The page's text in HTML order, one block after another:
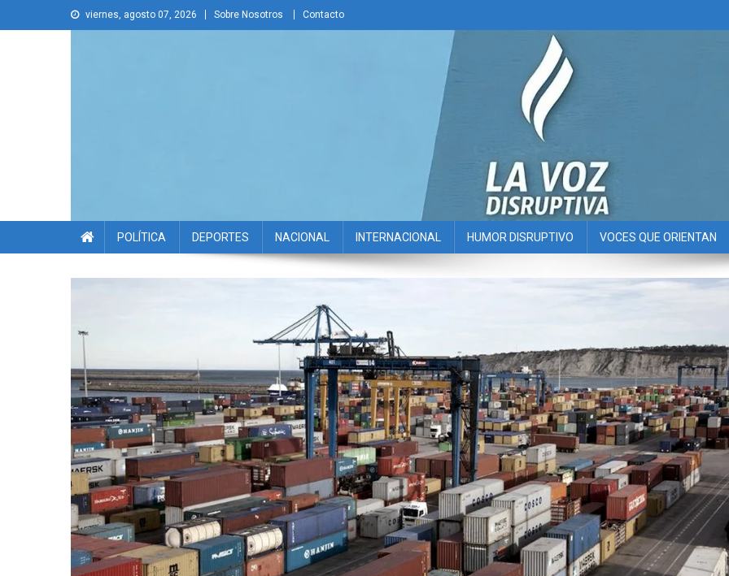
to
viernes, agosto 07, 2026 Sobre Nosotros Contacto
La Voz Disruptiva
POLÍTICA DEPORTES NACIONAL INTERNACIONAL HUMOR DISRUPTIVO VOCES QUE ORIENTAN